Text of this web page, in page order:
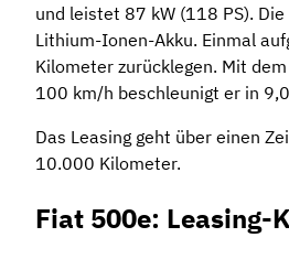
und leistet 87 kW (118 PS).
Lithium-Ionen-Akku. Einmal
Kilometer zurücklegen. Mit
100 km/h beschleunigt er in
Das Leasing geht über einen
10.000 Kilometer.
Fiat 500e: Leasing-